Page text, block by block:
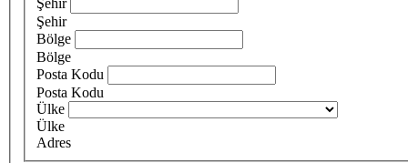
Şehir
Şehir
Bölge
Bölge
Posta Kodu
Posta Kodu
Ülke
Ülke
Adres